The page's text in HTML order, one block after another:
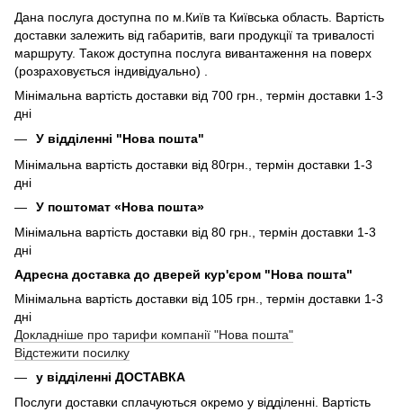
Дана послуга доступна по м.Київ та Київська область. Вартість
доставки залежить від габаритів, ваги продукції та тривалості
маршруту. Також доступна послуга вивантаження на поверх
(розраховується індивідуально) .
Мінімальна вартість доставки від 700 грн., термін доставки 1-3
дні
У відділенні "Нова пошта"
Мінімальна вартість доставки від 80грн., термін доставки 1-3
дні
У поштомат «Нова пошта»
Мінімальна вартість доставки від 80 грн., термін доставки 1-3
дні
Адресна доставка до дверей кур'єром "Нова пошта"
Мінімальна вартість доставки від 105 грн., термін доставки 1-3
дні
Докладніше про тарифи компанії "Нова пошта"
Відстежити посилку
у відділенні ДОСТАВКА
Послуги доставки сплачуються окремо у відділенні. Вартість